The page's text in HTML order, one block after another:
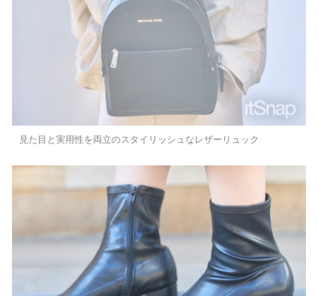
見た目と実用性を両立のスタイリッシュなレザーリュック